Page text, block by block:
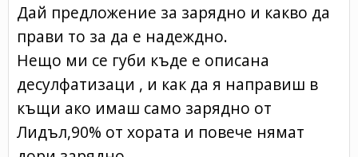
Дай предложение за зарядно и какво да
прави то за да е надеждно.
Нещо ми се губи къде е описана
десулфатизаци , и как да я направиш в
къщи ако имаш само зарядно от
Лидъл,90% от хората и повече нямат